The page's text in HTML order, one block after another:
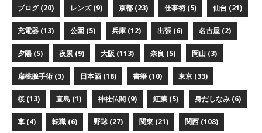
ブログ (20) レンズ (9) 京都 (23) 仕事術 (5) 仙台 (21)
充電器 (13) 公園 (5) 兵庫 (12) 出張 (6) 名古屋 (2)
夕陽 (5) 夜景 (9) 大阪 (113) 奈良 (5) 岡山 (3)
扁桃腺手術 (3) 日本酒 (18) 書籍 (10) 東京 (33)
桜 (13) 直島 (1) 神社仏閣 (9) 紅葉 (5) 身だしなみ (6)
車 (4) 転職 (6) 野球 (27) 関東 (21) 関西 (108)